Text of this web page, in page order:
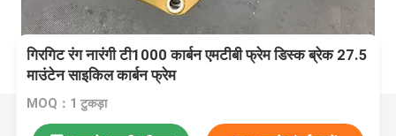
गिरगिट रंग नारंगी टी1000 कार्बन एमटीबी फ्रेम डिस्क ब्रेक 27.5
माउंटेन साइकिल कार्बन फ्रेम
MOQ：1 टुकड़ा